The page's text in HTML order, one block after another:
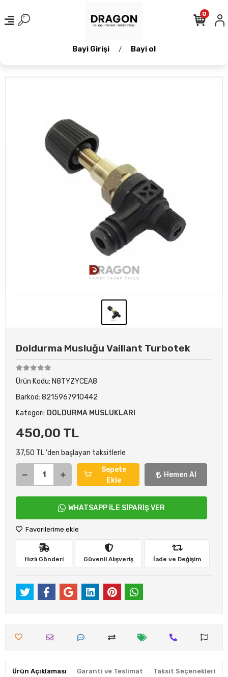
Bayi Girişi / Bayi ol
0
Doldurma Musluğu Vaillant Turbotek
Ürün Kodu: N8TYZYCEA8
Barkod: 8215967910442
Kategori: DOLDURMA MUSLUKLARI
450,00 TL
37,50 TL 'den başlayan taksitlerle
Sepete
Ekle
Hemen Al
WHATSAPP İLE SİPARİŞ VER
Favorilerime ekle
Hızlı Gönderi Güvenli Alışveriş İade ve Değişim
Ürün Açıklaması Garanti ve Teslimat Taksit Seçenekleri